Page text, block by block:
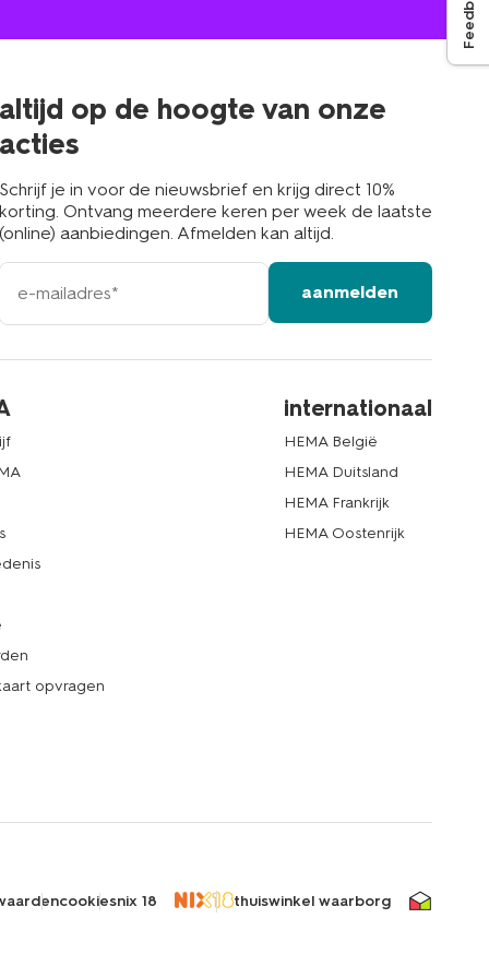
altijd op de hoogte van onze
acties
Schrijf je in voor de nieuwsbrief en krijg direct 10%
korting. Ontvang meerdere keren per week de laatste
(online) aanbiedingen. Afmelden kan altijd.
e-
mailadres
aanmelden
opvragen
internationaal
HEMA België
HEMA Duitsland
HEMA Frankrijk
HEMA Oostenrijk
cookiesnix 18 thuiswinkel waarborg